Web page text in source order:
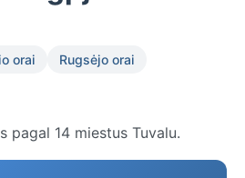
orai
Rugsėjo orai
pagal 14 miestus Tuvalu.